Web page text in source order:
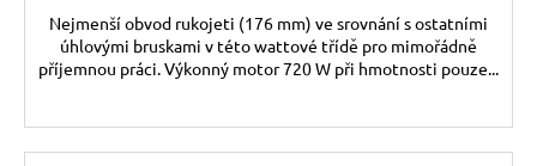
Nejmenší obvod rukojeti (176 mm) ve srovnání s ostatními
úhlovými bruskami v této wattové třídě pro mimořádně
příjemnou práci. Výkonný motor 720 W při hmotnosti pouze...